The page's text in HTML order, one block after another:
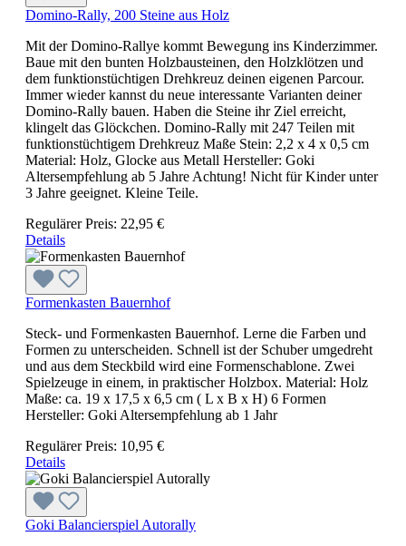
Domino-Rally, 200 Steine aus Holz
Mit der Domino-Rallye kommt Bewegung ins Kinderzimmer.
Baue mit den bunten Holzbausteinen, den Holzklötzen und
dem funktionstüchtigen Drehkreuz deinen eigenen Parcour.
Immer wieder kannst du neue interessante Varianten deiner
Domino-Rally bauen. Haben die Steine ihr Ziel erreicht,
klingelt das Glöckchen. Domino-Rally mit 247 Teilen mit
funktionstüchtigem Drehkreuz Maße Stein: 2,2 x 4 x 0,5 cm
Material: Holz, Glocke aus Metall Hersteller: Goki
Altersempfehlung ab 5 Jahre Achtung! Nicht für Kinder unter
3 Jahre geeignet. Kleine Teile.
Regulärer Preis: 22,95 €
Details
Formenkasten Bauernhof
Steck- und Formenkasten Bauernhof. Lerne die Farben und
Formen zu unterscheiden. Schnell ist der Schuber umgedreht
und aus dem Steckbild wird eine Formenschablone. Zwei
Spielzeuge in einem, in praktischer Holzbox. Material: Holz
Maße: ca. 19 x 17,5 x 6,5 cm ( L x B x H) 6 Formen
Hersteller: Goki Altersempfehlung ab 1 Jahr
Regulärer Preis: 10,95 €
Details
Goki Balancierspiel Autorally